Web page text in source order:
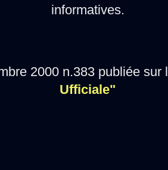
informatives.
2000 n.383 publiée sur
Ufficiale"